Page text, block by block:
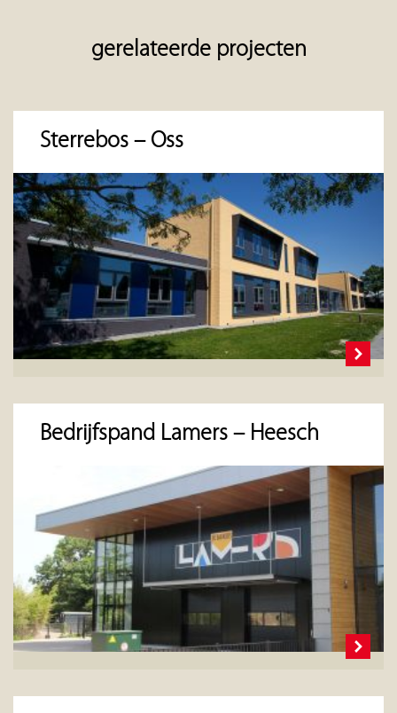
gerelateerde projecten
Sterrebos – Oss
Bedrijfspand Lamers – Heesch